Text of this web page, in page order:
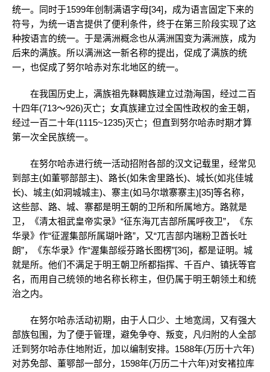
统一。同时于1599年创制满语字母[34]，成为语言固定下来的
符号，为统一语言提供了便利条件，终于在第三阶段实现了这
种按语言的统一。于是满洲概念也从满洲国变为满洲族，成为
后来的满族。所以满洲这一新名称的提出，促成了满族的统
一，也促成了努尔哈赤对东北地区的统一。
在我国历史上，满族祖先靺鞨族建立过渤海国，经过二百
十四年(713～926)灭亡；女真族建立过全国性政权的金王朝，
经过一百二十年(1115~1235)灭亡；但直到努尔哈赤时期才算
第一次全民族统一。
在努尔哈赤进行统一活动招附各部的汉文记载里，经常见
到部主(如董鄂部部主)、路长(如朱舍里路长)、城长(如兆佳城
长)、城主(如洞城城主)、寨主(如马尔墩寨寨主)[35]等名称，
这些部、路、城、寨都是明王朝的卫所和所属地方。路就是
卫，《清太祖武皇帝实录》“征东海兀吉部所属呼夜卫”，《东
华录》作“征渥集部所属瑚叶路”，又“兀吉部内瑞粉卫酋长吐
朗”，《东华录》作“渥集部绥芬路长图楞”[36]，都是证明。城
就是所。他们不满足于明王朝卫所都指挥、千百户、镇抚等官
名，而用自己统领的地名称长称主，但仍属于明王朝领土和统
治之内。
在努尔哈赤活动初期，由于人口少、土地宽阔，又有强大
部族包围，为了便于管理，避免争夺、叛变，凡归附的人全部
迁到努尔哈赤住地附近，加以编制安排。1588年(万历十六年)
对苏免部、董鄂部一部分，1598年(万历二十六年)对安褚拉库